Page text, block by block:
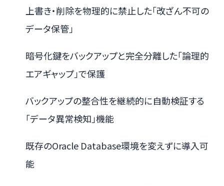
上書き・削除を物理的に禁止した「改ざん不可の
データ保管」
暗号化鍵をバックアップと完全分離した「論理的
エアギャップ」で保護
バックアップの整合性を継続的に自動検証する
「データ異常検知」機能
既存のOracle Database環境を変えずに導入可
能